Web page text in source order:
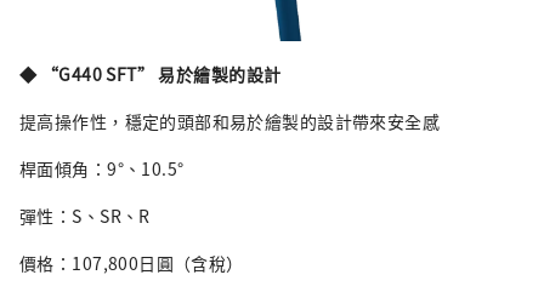
◆ “G440 SFT” 易於繪製的設計
提高操作性，穩定的頭部和易於繪製的設計帶來安全感
桿面傾角：9°、10.5°
彈性：S、SR、R
價格：107,800日圓（含稅）